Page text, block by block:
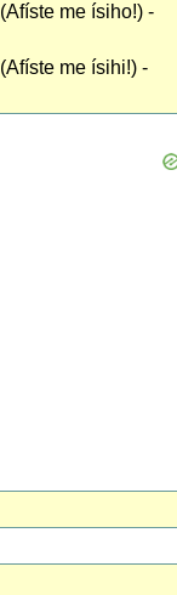
(Afíste me ísiho!) -
(Afíste me ísihi!) -